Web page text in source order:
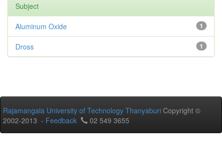
Subject
1
Aluminum Oxide
1
Dross
Rajamangala University of Technology Thanyaburi Copyright ©
2002-2013 - Feedback 02 549 3655